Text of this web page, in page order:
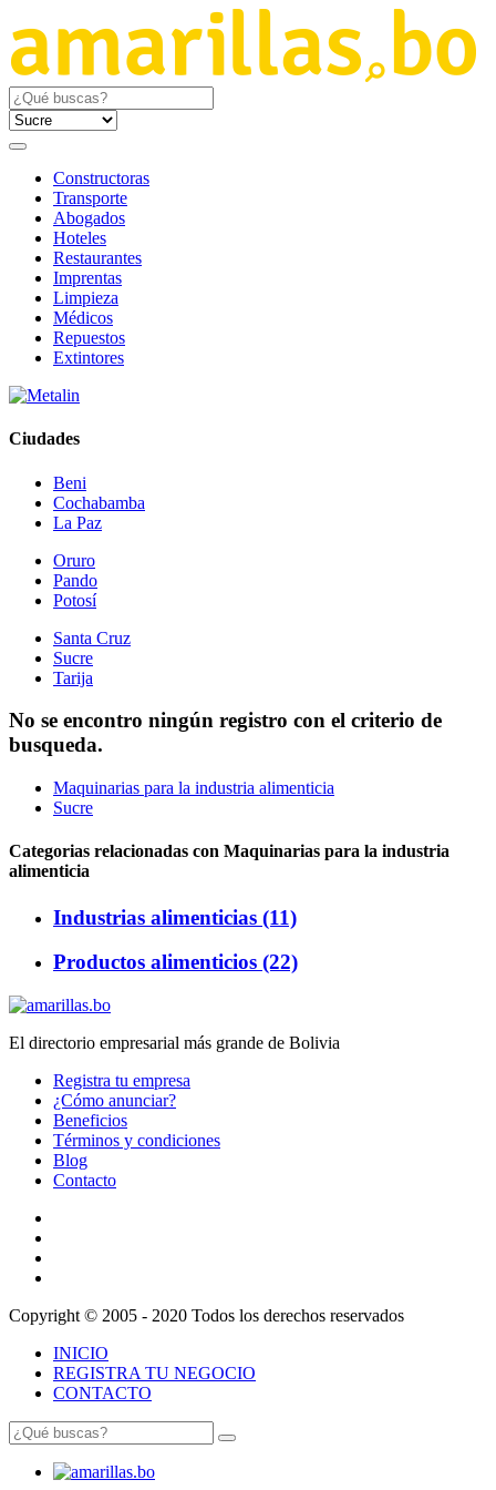
Constructoras
Transporte
Abogados
Hoteles
Restaurantes
Imprentas
Limpieza
Médicos
Repuestos
Extintores
Ciudades
Beni
Cochabamba
La Paz
Oruro
Pando
Potosí
Santa Cruz
Sucre
Tarija
No se encontro ningún registro con el criterio de
busqueda.
Maquinarias para la industria alimenticia
Sucre
Categorias relacionadas con Maquinarias para la industria
alimenticia
Industrias alimenticias (11)
Productos alimenticios (22)
El directorio empresarial más grande de Bolivia
Registra tu empresa
¿Cómo anunciar?
Beneficios
Términos y condiciones
Blog
Contacto
Copyright © 2005 - 2020 Todos los derechos reservados
INICIO
REGISTRA TU NEGOCIO
CONTACTO